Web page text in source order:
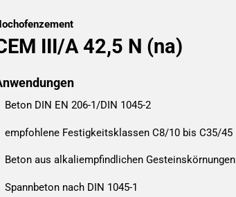
III/A 42,5 N (na)
Beton DIN EN 206-1/DIN 1045-2
empfohlene Festigkeitsklassen C8/10 bis C35/45
Beton aus alkaliempfindlichen Gesteinskörnungen
Spannbeton nach DIN 1045-1